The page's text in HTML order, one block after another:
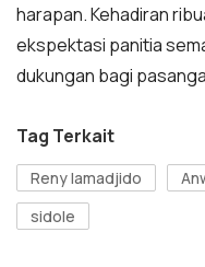
harapan. Kehadiran
ekspektasi panitia
dukungan bagi
Tag Terkait
Reny lamadjido
sidole